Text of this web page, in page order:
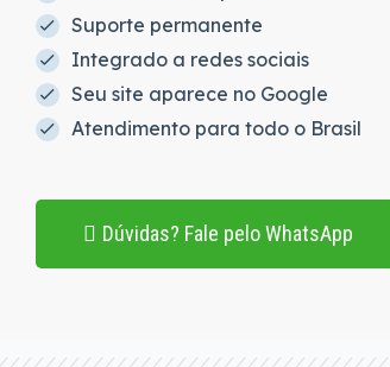
Suporte permanente
Integrado a redes sociais
Seu site aparece no Google
Atendimento para todo o Brasil
Dúvidas? Fale pelo WhatsApp